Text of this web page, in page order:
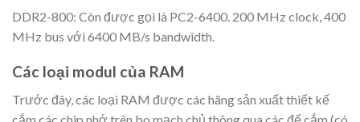
DDR2-800: Còn được gọi là PC2-6400. 200 MHz clock, 400
MHz bus với 6400 MB/s bandwidth.
Các loại modul của RAM
Trước đây, các loại RAM được các hãng sản xuất thiết kế